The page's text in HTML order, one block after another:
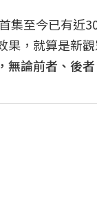
集至今已有近
果，就算是新
無論前者、後